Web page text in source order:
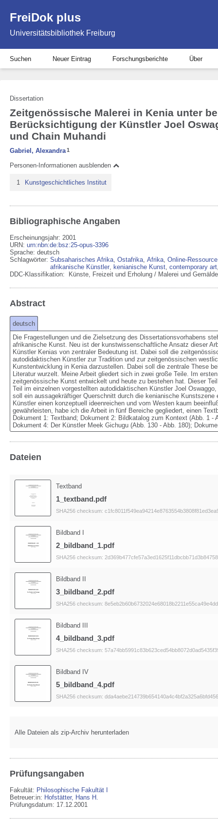
FreiDok plus
Universitätsbibliothek Freiburg
Suchen Neuer Eintrag Forschungsberichte Über
Dissertation
Zeitgenössische Malerei in Kenia unter
Berücksichtigung der Künstler Joel
und Chain Muhandi
Gabriel, Alexandra1
Personen-Informationen ausblenden
1 Kunstgeschichtliches Institut
Bibliographische Angaben
Erscheinungsjahr: 2001
URN: urn:nbn:de:bsz:25-opus-3396
Sprache: deutsch
Schlagwörter: Subsaharisches Afrika, Ostafrika, Afrika, Online-Ressource
afrikanische Künstler, kenianische Kunst, contemporary art
DDC-Klassifikation:
Künste, Freizeit und Erholung / Malerei und Gemälde
Abstract
deutsch
Die Fragestellungen und die Zielsetzung des Dissertationsvorhabens
afrikanische Kunst. Neu ist der kunstwissenschaftliche Ansatz dieser
Künstler Kenias von zentraler Bedeutung ist. Dabei soll die
autodidaktischen Künstler zur Tradition und zur zeitgenössischen
Kunstentwicklung in Kenia darzustellen. Dabei soll die zentrale These
Literatur wurzelt. Meine Arbeit gliedert sich in zwei große Teile. Im
zeitgenössische Kunst entwickelt und heute zu bestehen hat. Dieser
Teil im einzelnen vorgestellten autodidaktischen Künstler Joel
soll ein aussagekräftiger Querschnitt durch die kenianische
Künstler einen konzeptuell ideenreichen und vom Westen kaum
gewährleisten, habe ich die Arbeit in fünf Bereiche gegliedert, einen
Dokument 1: Textband; Dokument 2: Bildkatalog zum Kontext (Abb. 1
Dokument 4: Der Künstler Meek Gichugu (Abb. 130 - Abb. 180);
Dateien
Textband
1_textband.pdf
SHA256 checksum:
Bildband I
2_bildband_1.pdf
SHA256 checksum:
Bildband II
3_bildband_2.pdf
SHA256 checksum:
Bildband III
4_bildband_3.pdf
SHA256 checksum:
Bildband IV
5_bildband_4.pdf
SHA256 checksum:
Alle Dateien als zip-Archiv herunterladen
Prüfungsangaben
Fakultät: Philosophische Fakultät I
Betreuer:in: Hofstätter, Hans H.
Prüfungsdatum: 17.12.2001